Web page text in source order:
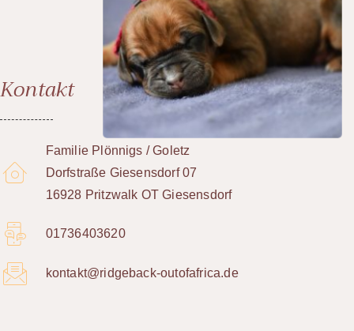
Kontakt
Familie Plönnigs / Goletz
Dorfstraße Giesensdorf 07
16928 Pritzwalk OT Giesensdorf
01736403620
kontakt@ridgeback-outofafrica.de